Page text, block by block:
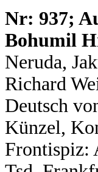
Nr: 937;
Bohumil
Neruda,
Richard
Deutsch
Künzel,
Frontispiz: